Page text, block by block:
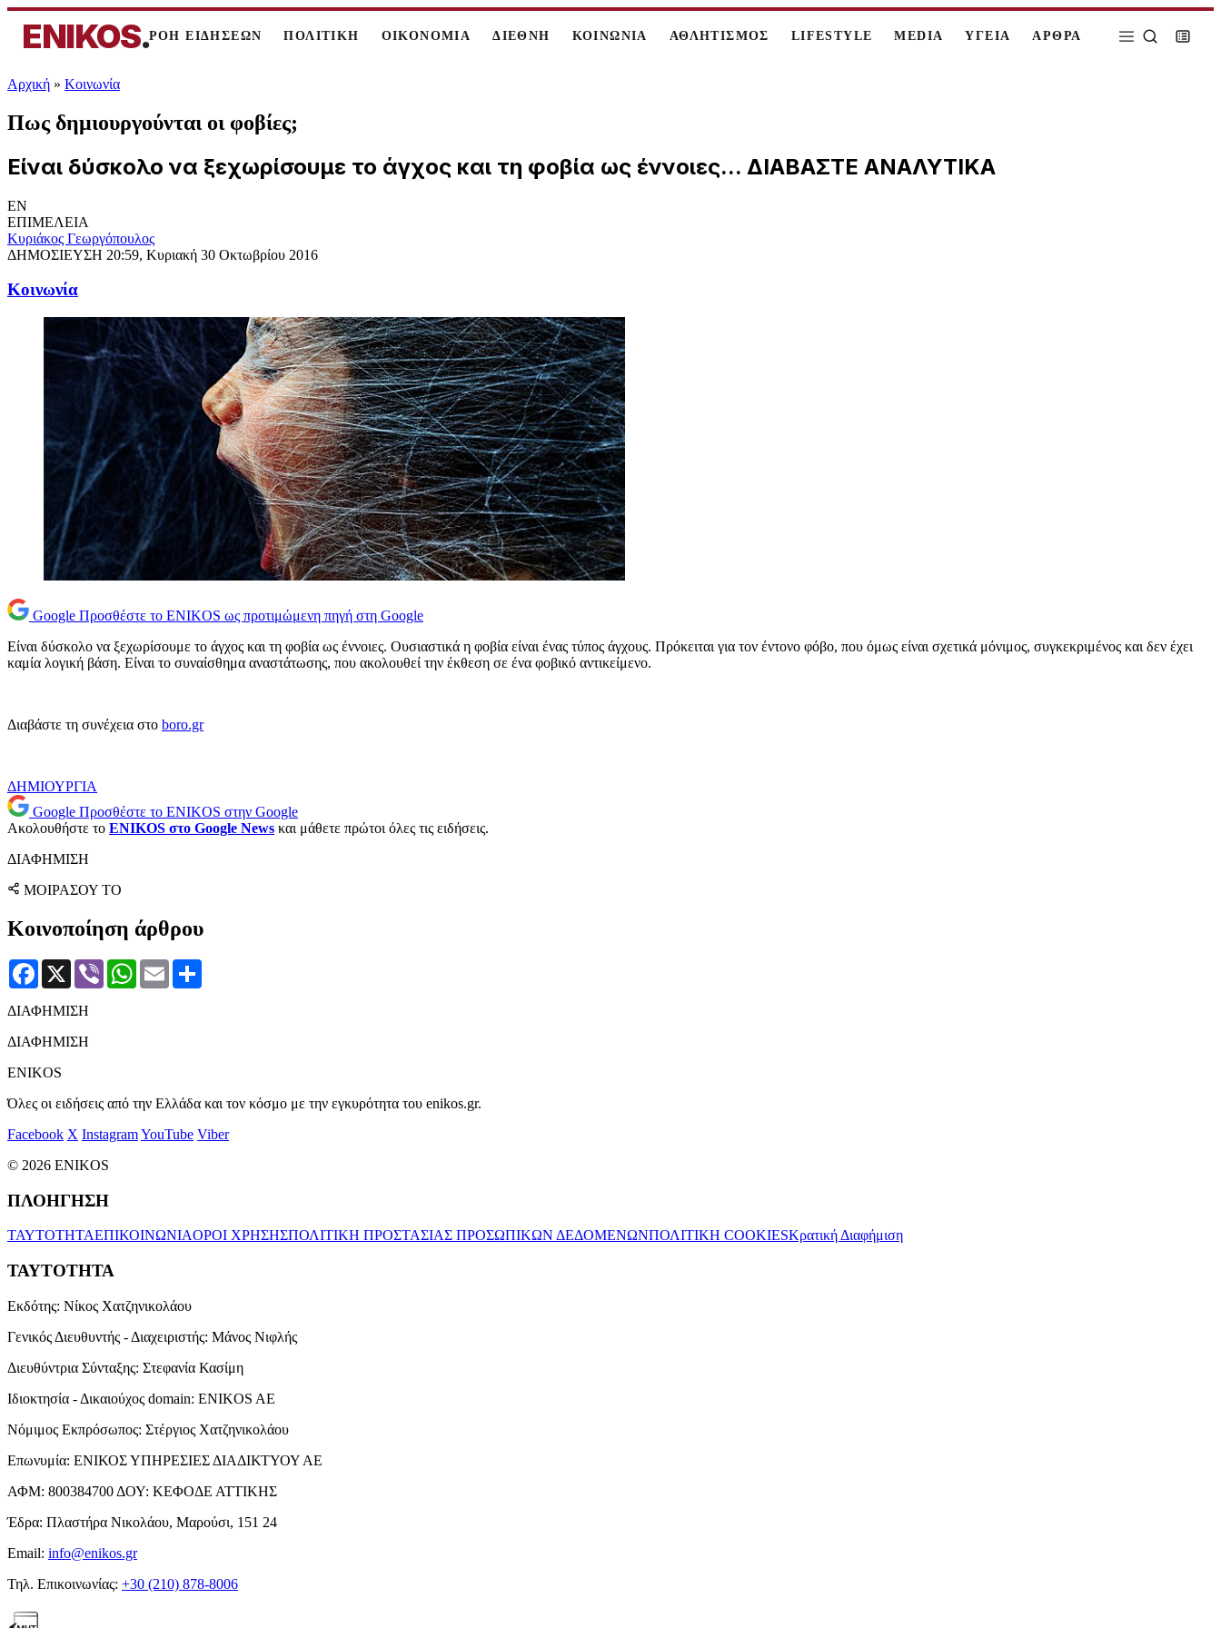
ENIKOS.ΡΟΗ ΕΙΔΗΣΕΩΝ ΠΟΛΙΤΙΚΗ ΟΙΚΟΝΟΜΙΑ ΔΙΕΘΝΗ ΚΟΙΝΩΝΙΑ ΑΘΛΗΤΙΣΜΟΣ LIFESTYLE MEDIA ΥΓΕΙΑ ΑΡΘΡΑ
Αρχική » Κοινωνία
Πως δημιουργούνται οι φοβίες;
Είναι δύσκολο να ξεχωρίσουμε το άγχος και τη φοβία ως έννοιες... ΔΙΑΒΑΣΤΕ ΑΝΑΛΥΤΙΚΑ
EN
ΕΠΙΜΕΛΕΙΑ
Κυριάκος Γεωργόπουλος
ΔΗΜΟΣΙΕΥΣΗ 20:59, Κυριακή 30 Οκτωβρίου 2016
Κοινωνία
Google Προσθέστε το ENIKOS ως προτιμώμενη πηγή στη Google
Είναι δύσκολο να ξεχωρίσουμε το άγχος και τη φοβία ως έννοιες. Ουσιαστικά η φοβία είναι ένας τύπος άγχους. Πρόκειται για τον έντονο φόβο, που όμως είναι σχετικά μόνιμος, συγκεκριμένος και δεν έχει
καμία λογική βάση. Είναι το συναίσθημα αναστάτωσης, που ακολουθεί την έκθεση σε ένα φοβικό αντικείμενο.
Διαβάστε τη συνέχεια στο boro.gr
ΔΗΜΙΟΥΡΓΙΑ
Google Προσθέστε το ENIKOS στην Google
Ακολουθήστε το ENIKOS στο Google News και μάθετε πρώτοι όλες τις ειδήσεις.
ΔΙΑΦΗΜΙΣΗ
ΜΟΙΡΑΣΟΥ ΤΟ
Κοινοποίηση άρθρου
Facebook
X Viber WhatsApp
Email
ΔΙΑΦΗΜΙΣΗ
ΔΙΑΦΗΜΙΣΗ
ENIKOS
Όλες οι ειδήσεις από την Ελλάδα και τον κόσμο με την εγκυρότητα του enikos.gr.
Facebook X InstagramYouTube Viber
© 2026 ENIKOS
ΠΛΟΗΓΗΣΗ
ΤΑΥΤΟΤΗΤΑΕΠΙΚΟΙΝΩΝΙΑΟΡΟΙ ΧΡΗΣΗΣΠΟΛΙΤΙΚΗ ΠΡΟΣΤΑΣΙΑΣ ΠΡΟΣΩΠΙΚΩΝ ΔΕΔΟΜΕΝΩΝΠΟΛΙΤΙΚΗ COOKIESΚρατική Διαφήμιση
ΤΑΥΤΟΤΗΤΑ
Εκδότης: Νίκος Χατζηνικολάου
Γενικός Διευθυντής - Διαχειριστής: Μάνος Νιφλής
Διευθύντρια Σύνταξης: Στεφανία Κασίμη
Ιδιοκτησία - Δικαιούχος domain: ENIKOS AE
Νόμιμος Εκπρόσωπος: Στέργιος Χατζηνικολάου
Επωνυμία: ΕΝΙΚΟΣ ΥΠΗΡΕΣΙΕΣ ΔΙΑΔΙΚΤΥΟΥ ΑΕ
ΑΦΜ: 800384700 ΔΟΥ: ΚΕΦΟΔΕ ΑΤΤΙΚΗΣ
Έδρα: Πλαστήρα Νικολάου, Μαρούσι, 151 24
Email: info@enikos.gr
Τηλ. Επικοινωνίας: +30 (210) 878-8006